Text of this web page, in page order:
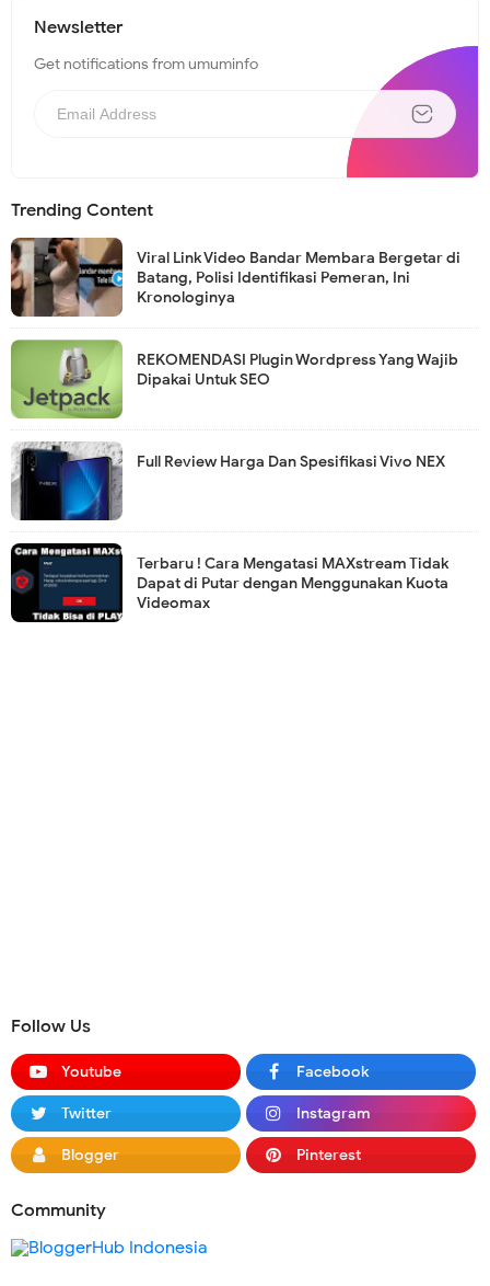
Newsletter
Get notifications from umuminfo
Trending Content
Viral Link Video Bandar Membara Bergetar di
Batang, Polisi Identifikasi Pemeran, Ini
Kronologinya
REKOMENDASI Plugin Wordpress Yang Wajib
Dipakai Untuk SEO
Full Review Harga Dan Spesifikasi Vivo NEX
Terbaru ! Cara Mengatasi MAXstream Tidak
Dapat di Putar dengan Menggunakan Kuota
Videomax
Follow Us
Youtube Facebook
Twitter Instagram
Blogger Pinterest
Community